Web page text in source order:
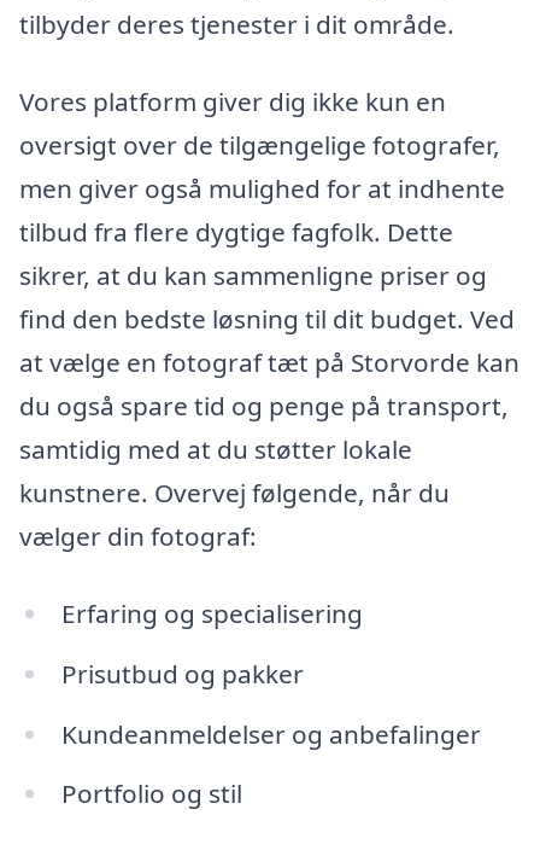
tilbyder deres tjenester i dit område.
Vores platform giver dig ikke kun en
oversigt over de tilgængelige fotografer,
men giver også mulighed for at indhente
tilbud fra flere dygtige fagfolk. Dette
sikrer, at du kan sammenligne priser og
find den bedste løsning til dit budget. Ved
at vælge en fotograf tæt på Storvorde kan
du også spare tid og penge på transport,
samtidig med at du støtter lokale
kunstnere. Overvej følgende, når du
vælger din fotograf:
Erfaring og specialisering
Prisutbud og pakker
Kundeanmeldelser og anbefalinger
Portfolio og stil